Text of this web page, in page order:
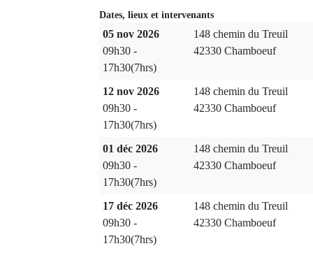
Dates, lieux et intervenants
05 nov 2026
09h30 -
17h30(7hrs)
148 chemin du Treuil
42330 Chamboeuf
12 nov 2026
09h30 -
17h30(7hrs)
148 chemin du Treuil
42330 Chamboeuf
01 déc 2026
09h30 -
17h30(7hrs)
148 chemin du Treuil
42330 Chamboeuf
17 déc 2026
09h30 -
17h30(7hrs)
148 chemin du Treuil
42330 Chamboeuf